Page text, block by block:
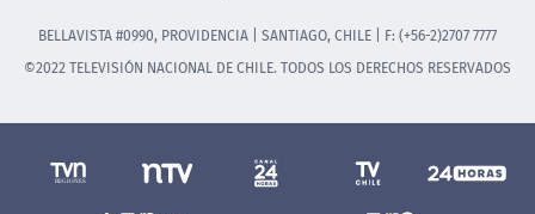
BELLAVISTA #0990, PROVIDENCIA | SANTIAGO, CHILE | F: (+56-2)2707 7777
©2022 TELEVISIÓN NACIONAL DE CHILE. TODOS LOS DERECHOS RESERVADOS